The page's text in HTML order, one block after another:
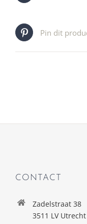
Pin dit
CONTACT
Zadelstraat 38
3511 LV Utrecht